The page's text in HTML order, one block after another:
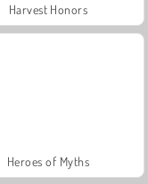
Harvest Honors
Heroes of Myths